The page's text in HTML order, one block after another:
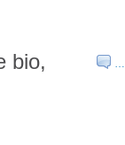
…
bio,